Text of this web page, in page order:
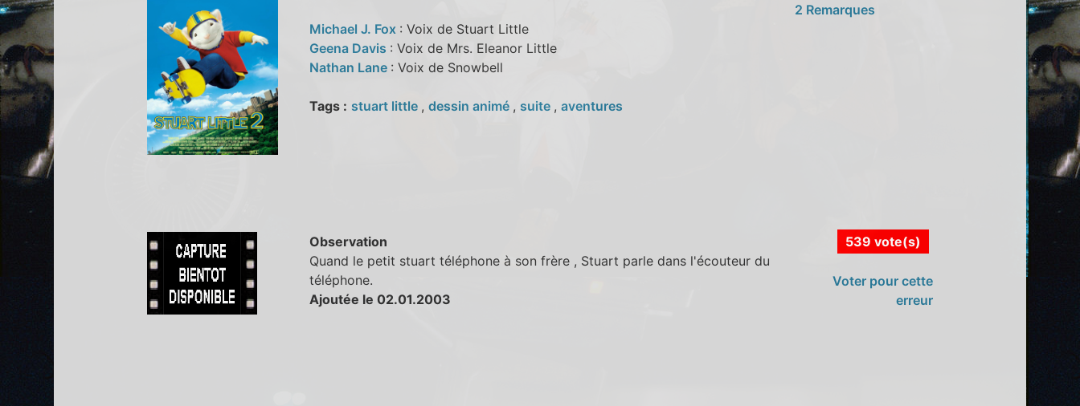
Michael J. Fox : Voix de Stuart Little
Geena Davis : Voix de Mrs. Eleanor Little
Nathan Lane : Voix de Snowbell
Tags : stuart little , dessin animé , suite , aventures
2 Remarques
Observation
Quand le petit stuart téléphone à son frère , Stuart parle dans l'écouteur du
téléphone.
Ajoutée le 02.01.2003
539 vote(s)
Voter pour cette
erreur